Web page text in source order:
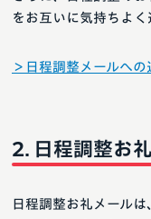
をお互いに気持ちよく
＞日程調整メールへ
日程調整お
日程調整お礼メール